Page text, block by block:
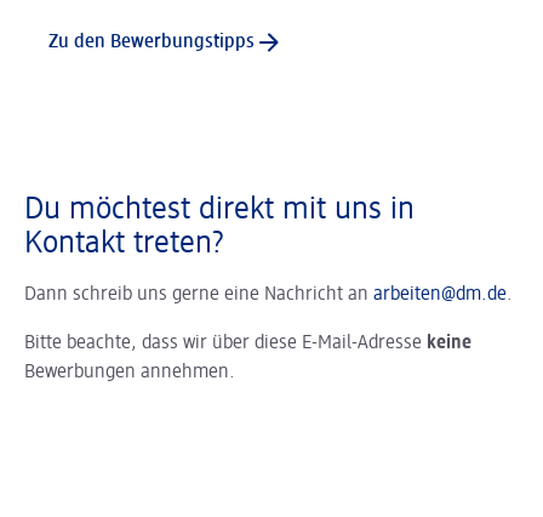
Zu den Bewerbungstipps
Du möchtest direkt mit uns in
Kontakt treten?
Dann schreib uns gerne eine Nachricht an arbeiten@dm.de.
Bitte beachte, dass wir über diese E-Mail-Adresse keine
Bewerbungen annehmen.